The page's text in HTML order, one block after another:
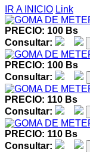
IR A INICIO Link
PRECIO: 100 Bs
Consultar:
PRECIO: 100 Bs
Consultar:
PRECIO: 110 Bs
Consultar:
PRECIO: 110 Bs
Consultar: